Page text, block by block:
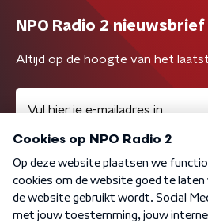
NPO Radio 2 nieuwsbrief
Altijd op de hoogte van het
Algemene voorwaarden